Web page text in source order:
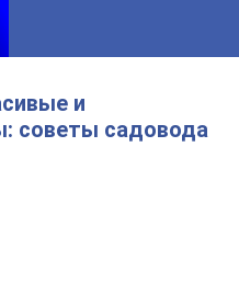
и
советы садовода